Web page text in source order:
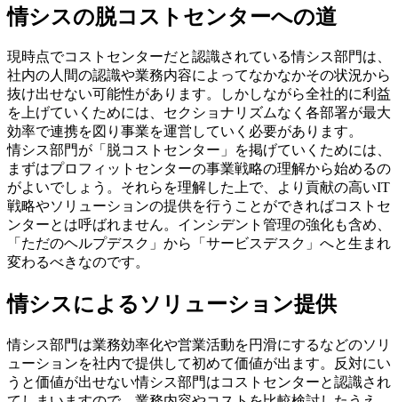
情シスの脱コストセンターへの道
現時点でコストセンターだと認識されている情シス部門は、
社内の人間の認識や業務内容によってなかなかその状況から
抜け出せない可能性があります。しかしながら全社的に利益
を上げていくためには、セクショナリズムなく各部署が最大
効率で連携を図り事業を運営していく必要があります。
情シス部門が「脱コストセンター」を掲げていくためには、
まずはプロフィットセンターの事業戦略の理解から始めるの
がよいでしょう。それらを理解した上で、より貢献の高いIT
戦略やソリューションの提供を行うことができればコストセ
ンターとは呼ばれません。インシデント管理の強化も含め、
「ただのヘルプデスク」から「サービスデスク」へと生まれ
変わるべきなのです。
情シスによるソリューション提供
情シス部門は業務効率化や営業活動を円滑にするなどのソリ
ューションを社内で提供して初めて価値が出ます。反対にい
うと価値が出せない情シス部門はコストセンターと認識され